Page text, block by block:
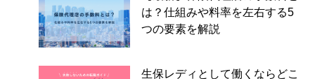
は？仕組みや料率を左右する5
つの要素を解説
生保レディとして働くならどこ